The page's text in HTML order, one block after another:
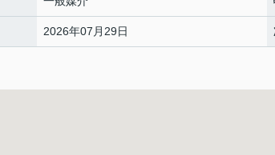
2026年07月29日